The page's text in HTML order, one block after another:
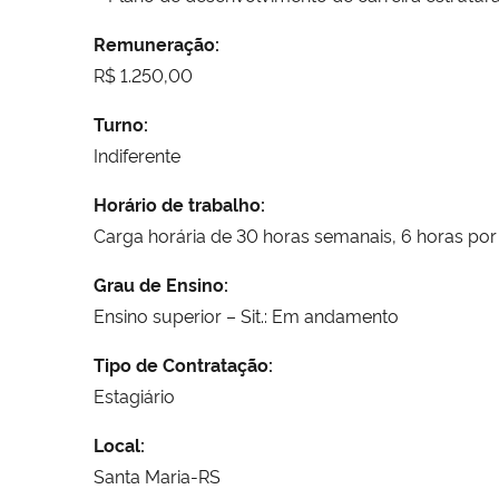
Remuneração:
R$ 1.250,00
Turno:
Indiferente
Horário de trabalho:
Carga horária de 30 horas semanais, 6 horas
Grau de Ensino:
Ensino superior – Sit.: Em andamento
Tipo de Contratação:
Estagiário
Local:
Santa Maria-RS